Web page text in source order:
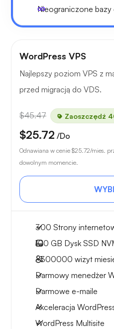
Nieograniczone bazy
WordPress VPS
Najlepszy poziom VPS z
przed migracją do VDS.
$45.47 Zaoszczędź
$25.72 /Do
Odnawiana w cenie $25.72/mies.
dowolnym momencie.
300 Strony
100 GB Dysk SSD
~300000 wizyt
Darmowy menedżer
Darmowe e-maile
Akceleracja
WordPress Multisite